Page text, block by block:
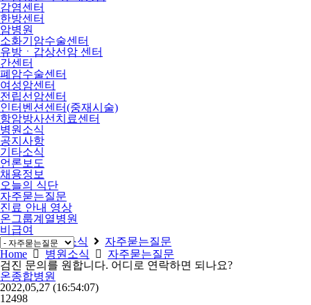
감염센터
한방센터
암병원
소화기암수술센터
유방ㆍ갑상선암 센터
간센터
폐암수술센터
여성암센터
전립선암센터
인터벤션센터(중재시술)
항암방사선치료센터
병원소식
공지사항
기타소식
언론보도
채용정보
오늘의 식단
자주묻는질문
진료 안내 영상
온그룹계열병원
비급여
Home
병원소식
자주묻는질문
Home
병원소식
자주묻는질문
검진 문의를 원합니다. 어디로 연락하면 되나요?
온종합병원
2022,05,27 (16:54:07)
12498